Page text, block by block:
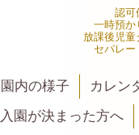
認可保
一時預
放課後児
セパレ
園内の様子 カレン
入園が決まった方へ